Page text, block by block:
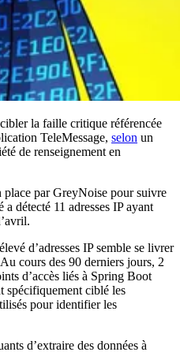
la faille critique référencée
TeleMessage, selon un
de renseignement en
place par GreyNoise pour suivre
détecté 11 adresses IP ayant
d’adresses IP semble se livrer
cours des 90 derniers jours, 2
d’accès liés à Spring Boot
spécifiquement ciblé les
pour identifier les
d’extraire des données à